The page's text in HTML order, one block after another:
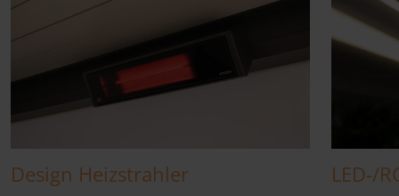
Design Heizstrahler LED-/